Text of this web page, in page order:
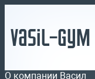
Vasil-Gym
О компании Васил